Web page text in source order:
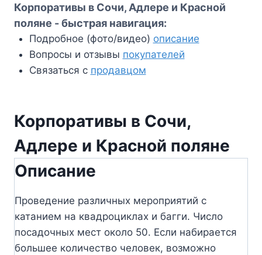
Корпоративы в Сочи, Адлере и Красной
поляне - быстрая навигация:
Подробное (фото/видео) описание
Вопросы и отзывы покупателей
Связаться с продавцом
Корпоративы в Сочи,
Адлере и Красной поляне
Описание
Проведение различных мероприятий с
катанием на квадроциклах и багги. Число
посадочных мест около 50. Если набирается
большее количество человек, возможно